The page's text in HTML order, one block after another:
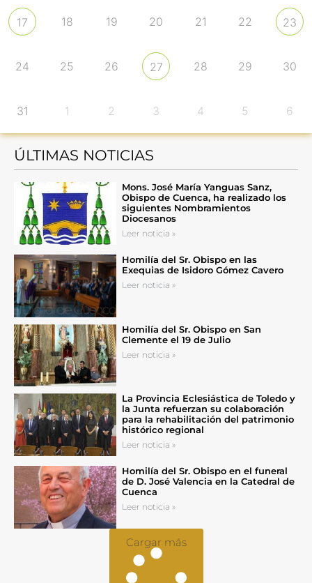
17 18 19 20 21 22 23
24 25 26 27 28 29 30
31 1 2 3 4 5 6
ÚLTIMAS NOTICIAS
Mons. José María Yanguas Sanz,
Obispo de Cuenca, ha realizado los
siguientes Nombramientos
Diocesanos
Leer noticia »
Homilía del Sr. Obispo en las
Exequias de Isidoro Gómez Cavero
Leer noticia »
Homilía del Sr. Obispo en San
Clemente el 19 de Julio
Leer noticia »
La Provincia Eclesiástica de Toledo y
la Junta refuerzan su colaboración
para la rehabilitación del patrimonio
histórico regional
Leer noticia »
Homilía del Sr. Obispo en el funeral
de D. José Valencia en la Catedral de
Cuenca
Leer noticia »
Cargar más